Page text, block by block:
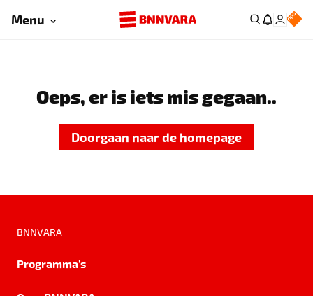
Menu
Oeps, er is iets mis gegaan..
Doorgaan naar de homepage
BNNVARA
Programma's